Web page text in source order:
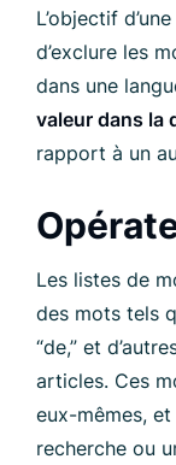
L’objectif
d’exclure les
dans une
valeur dans la
rapport à un
Les listes de
des mots tels
“de,” et
articles. Ces
eux-mêmes,
recherche ou